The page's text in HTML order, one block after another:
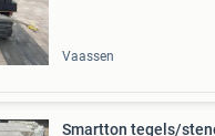
Vaassen
Smartton tegels/